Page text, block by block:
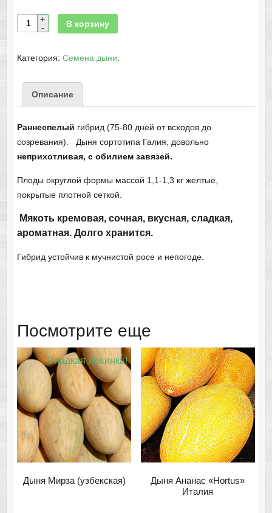
В корзину
Категория: Семена дыни
Описание
Раннеспелый гибрид (75-80 дней от всходов до
созревания). Дыня сортотипа Галия, довольно
неприхотливая, с обилием завязей.
Плоды округлой формы массой 1,1-1,3 кг желтые,
покрытые плотной сеткой.
Мякоть кремовая, сочная, вкусная, сладкая,
ароматная. Долго хранится.
Гибрид устойчив к мучнистой росе и непогоде.
Посмотрите еще
Сладкая новинка!
Дыня Мирза (узбекская)
Дыня Ананас «Hortus»
Италия